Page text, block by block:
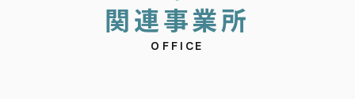
関連事業所
OFFICE